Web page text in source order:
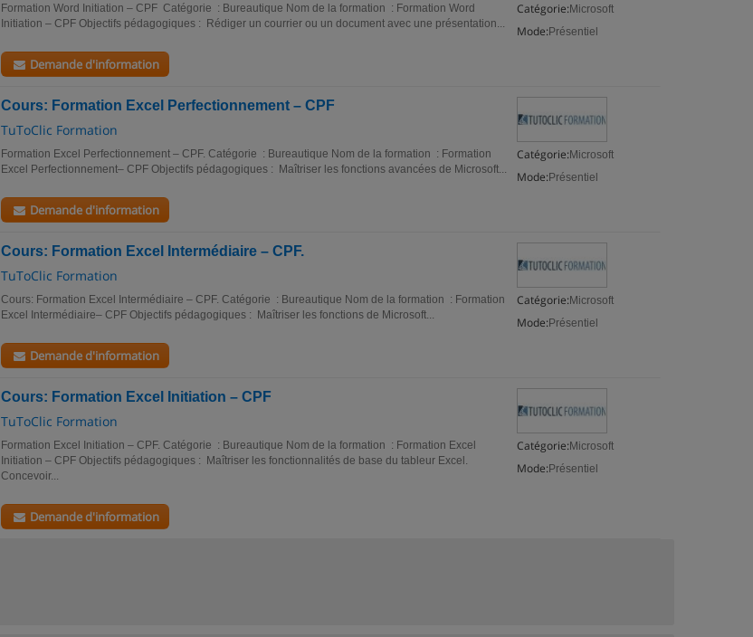
Catégorie: Microsoft
Mode: Présentiel
Formation Word Initiation – CPF Catégorie : Bureautique Nom de la formation : Formation Word
Initiation – CPF Objectifs pédagogiques : Rédiger un courrier ou un document avec une présentation...
Demande d'information
Cours: Formation Excel Perfectionnement – CPF
TuToClic Formation
Catégorie: Microsoft
Mode: Présentiel
Formation Excel Perfectionnement – CPF. Catégorie : Bureautique Nom de la formation : Formation
Excel Perfectionnement– CPF Objectifs pédagogiques : Maîtriser les fonctions avancées de Microsoft...
Demande d'information
Cours: Formation Excel Intermédiaire – CPF.
TuToClic Formation
Catégorie: Microsoft
Mode: Présentiel
Cours: Formation Excel Intermédiaire – CPF. Catégorie : Bureautique Nom de la formation : Formation
Excel Intermédiaire– CPF Objectifs pédagogiques : Maîtriser les fonctions de Microsoft...
Demande d'information
Cours: Formation Excel Initiation – CPF
TuToClic Formation
Catégorie: Microsoft
Mode: Présentiel
Formation Excel Initiation – CPF. Catégorie : Bureautique Nom de la formation : Formation Excel
Initiation – CPF Objectifs pédagogiques : Maîtriser les fonctionnalités de base du tableur Excel.
Concevoir...
Demande d'information